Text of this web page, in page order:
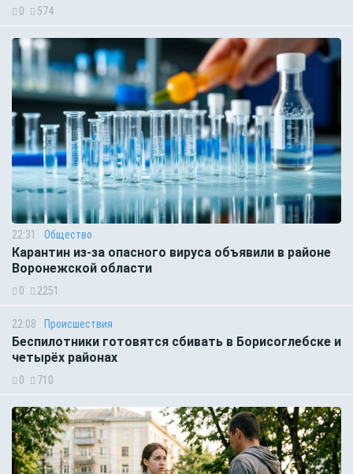
0 574
22:31 Общество
Карантин из-за опасного вируса объявили в районе
Воронежской области
0 2251
22:08 Происшествия
Беспилотники готовятся сбивать в Борисоглебске и
четырёх районах
0 710